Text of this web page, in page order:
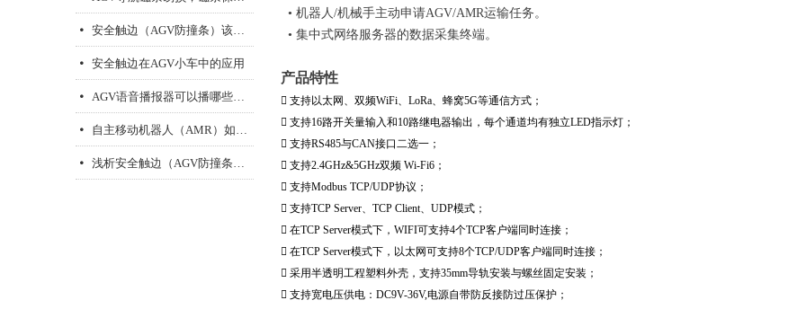
• 机器人/机械手主动申请AGV/AMR运输任务。
• 集中式网络服务器的数据采集终端。
产品特性
 支持以太网、双频WiFi、LoRa、蜂窝5G等通信方式；
 支持16路开关量输入和10路继电器输出，每个通道均有独立LED指示灯；
 支持RS485与CAN接口二选一；
 支持2.4GHz&5GHz双频 Wi-Fi6；
 支持Modbus TCP/UDP协议；
 支持TCP Server、TCP Client、UDP模式；
 在TCP Server模式下，WIFI可支持4个TCP客户端同时连接；
 在TCP Server模式下，以太网可支持8个TCP/UDP客户端同时连接；
 采用半透明工程塑料外壳，支持35mm导轨安装与螺丝固定安装；
 支持宽电压供电：DC9V-36V,电源自带防反接防过压保护；
安全触边在AGV小车中的应用